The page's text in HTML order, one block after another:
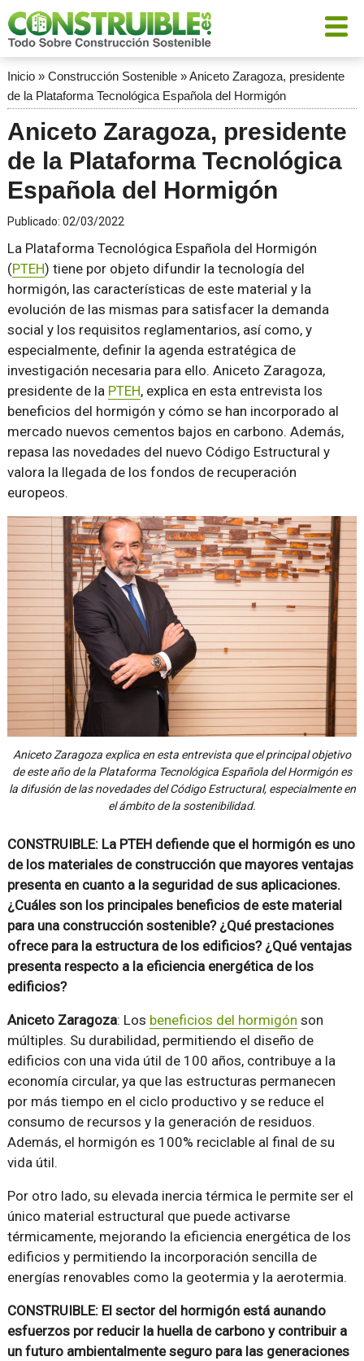
Inicio» Construcción Sostenible»Aniceto Zaragoza, presidente
de la Plataforma Tecnológica Española del Hormigón
Aniceto Zaragoza, presidente
de la Plataforma Tecnológica
Española del Hormigón
Publicado: 02/03/2022
La Plataforma Tecnológica Española del Hormigón
(PTEH) tiene por objeto difundir la tecnología del
hormigón, las características de este material y la
evolución de las mismas para satisfacer la demanda
social y los requisitos reglamentarios, así como, y
especialmente, definir la agenda estratégica de
investigación necesaria para ello. Aniceto Zaragoza,
presidente de la PTEH, explica en esta entrevista los
beneficios del hormigón y cómo se han incorporado al
mercado nuevos cementos bajos en carbono. Además,
repasa las novedades del nuevo Código Estructural y
valora la llegada de los fondos de recuperación
europeos.
Aniceto Zaragoza explica en esta entrevista que el principal objetivo
de este año de la Plataforma Tecnológica Española del Hormigón es
la difusión de las novedades del Código Estructural, especialmente en
el ámbito de la sostenibilidad.
CONSTRUIBLE: La PTEH defiende que el hormigón es uno
de los materiales de construcción que mayores ventajas
presenta en cuanto a la seguridad de sus aplicaciones.
¿Cuáles son los principales beneficios de este material
para una construcción sostenible? ¿Qué prestaciones
ofrece para la estructura de los edificios? ¿Qué ventajas
presenta respecto a la eficiencia energética de los
edificios?
Aniceto Zaragoza: Los beneficios del hormigón son
múltiples. Su durabilidad, permitiendo el diseño de
edificios con una vida útil de 100 años, contribuye a la
economía circular, ya que las estructuras permanecen
por más tiempo en el ciclo productivo y se reduce el
consumo de recursos y la generación de residuos.
Además, el hormigón es 100% reciclable al final de su
vida útil.
Por otro lado, su elevada inercia térmica le permite ser el
único material estructural que puede activarse
térmicamente, mejorando la eficiencia energética de los
edificios y permitiendo la incorporación sencilla de
energías renovables como la geotermia y la aerotermia.
CONSTRUIBLE: El sector del hormigón está aunando
esfuerzos por reducir la huella de carbono y contribuir a
un futuro ambientalmente seguro para las generaciones